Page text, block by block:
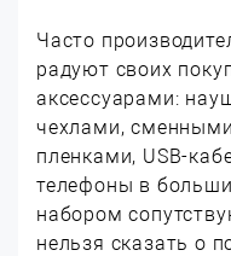
Часто
радуют своих
аксессуарами:
чехлами,
пленками, USB-
телефоны в
набором
нельзя сказать о